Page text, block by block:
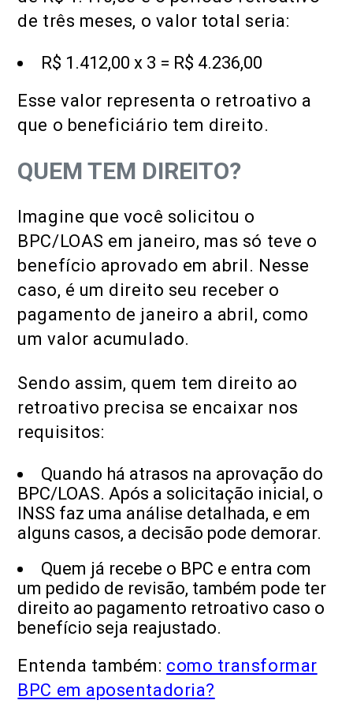
de três meses, o valor total seria:
R$ 1.412,00 x 3 = R$ 4.236,00
Esse valor representa o retroativo a
que o beneficiário tem direito.
QUEM TEM DIREITO?
Imagine que você solicitou o
BPC/LOAS em janeiro, mas só teve o
benefício aprovado em abril. Nesse
caso, é um direito seu receber o
pagamento de janeiro a abril, como
um valor acumulado.
Sendo assim, quem tem direito ao
retroativo precisa se encaixar nos
requisitos:
Quando há atrasos na aprovação do
BPC/LOAS. Após a solicitação inicial, o
INSS faz uma análise detalhada, e em
alguns casos, a decisão pode demorar.
Quem já recebe o BPC e entra com
um pedido de revisão, também pode ter
direito ao pagamento retroativo caso o
benefício seja reajustado.
Entenda também: como transformar
BPC em aposentadoria?